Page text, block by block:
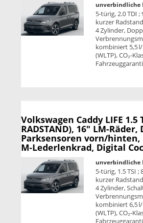
unverbindliche
5-türig, 2.0 TDI ;
kurzer Radstand
4 Zylinder,
kombiniert 5,5
(WLTP), CO₂-
Volkswagen Caddy LIFE 1.5
RADSTAND), 16" LM-
Parksensoren vorn/hinten,
M-Lederlenkrad, Digital
unverbindliche
5-türig, 1.5 TSI ;
kurzer Radstand
4 Zylinder,
kombiniert 6,5
(WLTP), CO₂-